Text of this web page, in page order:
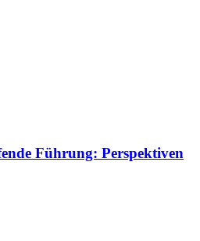
Führung: Perspektiven